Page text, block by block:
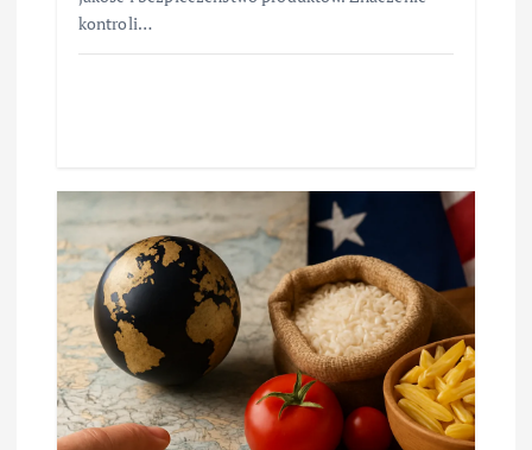
kontroli…